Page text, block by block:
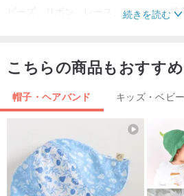
ビーズ、リボン、レース、チュール、接
注意：一部の製品には小さな真珠/ビーズ
の監督下でのみ使用する必要があり、子
すべての製品は手作りで、素材は手作
リボンのカットエッジは機械で仕上げら
続きを読む
こちらの商品もおすすめ
帽子・ヘアバンド キッズ・ベビー